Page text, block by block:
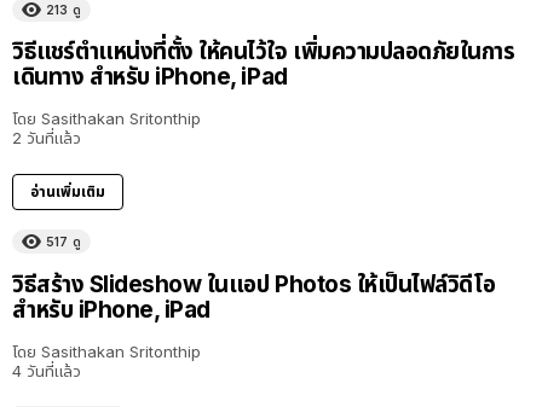
213 ดู
วิธีแชร์ตำแหน่งที่ตั้ง ให้คนไว้ใจ เพิ่มความปลอดภัยในการ
เดินทาง สำหรับ iPhone, iPad
โดย Sasithakan Sritonthip
2 วันที่แล้ว
อ่านเพิ่มเติม
517 ดู
วิธีสร้าง Slideshow ในแอป Photos ให้เป็นไฟล์วิดีโอ
สำหรับ iPhone, iPad
โดย Sasithakan Sritonthip
4 วันที่แล้ว